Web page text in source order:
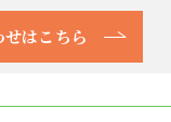
はこちら